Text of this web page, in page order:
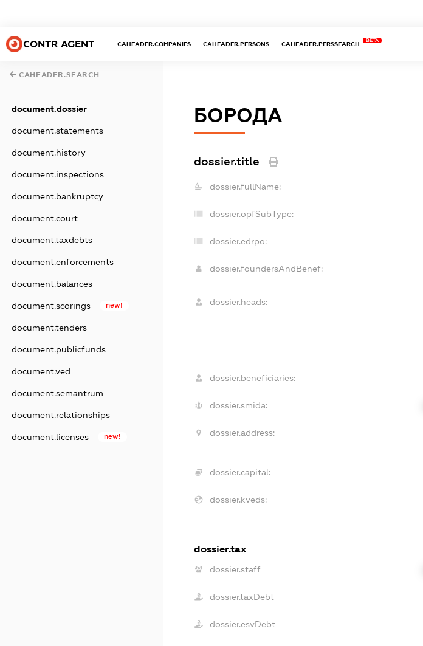
CONTR AGENT CAHEADER.COMPANIES CAHEADER.PERSONS CAHEADER.PERSSEARCH
BETA
CAHEADER.SEARCH
document.dossier
document.statements
document.history
document.inspections
document.bankruptcy
document.court
document.taxdebts
document.enforcements
document.balances
document.scorings new!
document.tenders
document.publicfunds
document.ved
document.semantrum
document.relationships
document.licenses new!
БОРОДА
dossier.title
dossier.fullName:
dossier.opfSubType:
dossier.edrpo:
dossier.foundersAndBenef:
dossier.heads:
dossier.beneficiaries:
dossier.smida:
dossier.address:
dossier.capital:
dossier.kveds:
dossier.tax
dossier.staff
dossier.taxDebt
dossier.esvDebt